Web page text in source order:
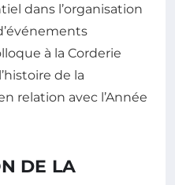
dans l’organisation
à la Corderie
de la
relation avec l’Année
DE LA